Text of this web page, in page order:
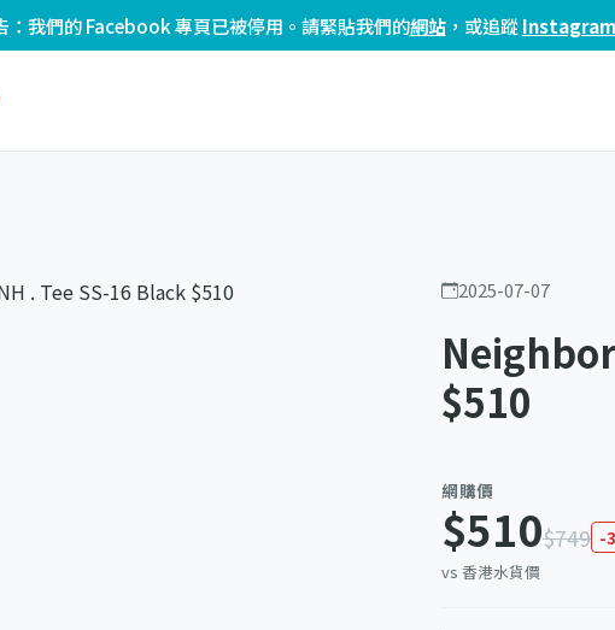
我們的 Facebook 專頁已被停用。請緊貼我們的網站，或追蹤
2025-07-07
$510
網購價
$510$749 -
vs 香港水貨價